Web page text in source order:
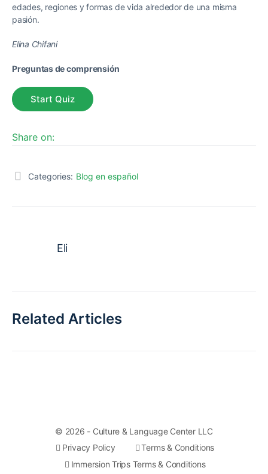
edades, regiones y formas de vida alrededor de una misma
pasión.
Elina Chifani
Preguntas de comprensión
Share on:
Categories: Blog en español
Eli
Related Articles
© 2026 - Culture & Language Center LLC
Privacy Policy
Terms & Conditions
Immersion Trips Terms & Conditions